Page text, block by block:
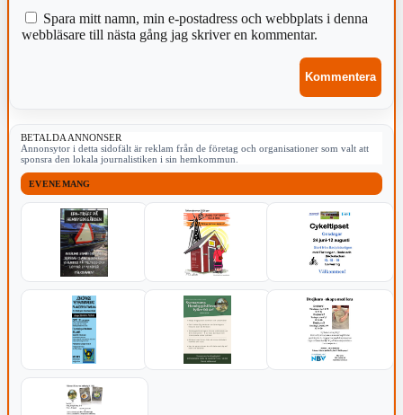
Spara mitt namn, min e-postadress och webbplats i denna
webbläsare till nästa gång jag skriver en kommentar.
BETALDA ANNONSER
Annonsytor i detta sidofält är reklam från de företag och organisationer som valt att
sponsra den lokala journalistiken i sin hemkommun.
EVENEMANG